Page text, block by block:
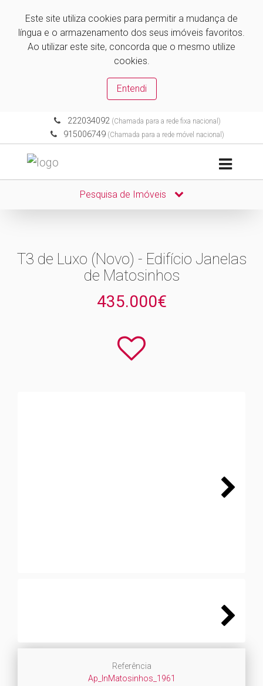
Este site utiliza cookies para permitir a mudança de
língua e o armazenamento dos seus imóveis favoritos.
Ao utilizar este site, concorda que o mesmo utilize
cookies.
Entendi
222034092(Chamada para a rede fixa nacional)
915006749 (Chamada para a rede móvel nacional)
Pesquisa de Imóveis
T3 de Luxo (Novo) - Edifício Janelas
de Matosinhos
435.000€
Referência
Ap_InMatosinhos_1961